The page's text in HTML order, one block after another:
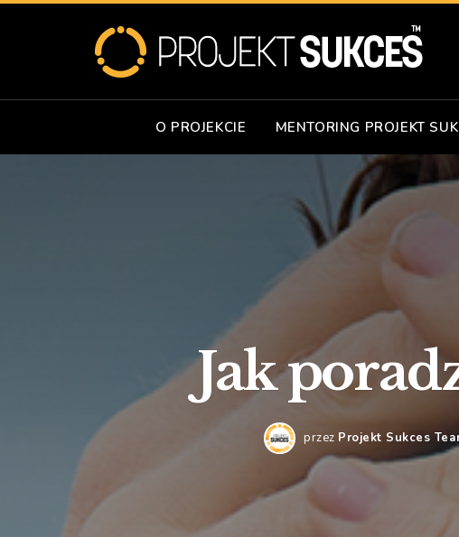
O PROJEKCIE MENTORING PROJEKT
Jak
przez Projekt Sukces